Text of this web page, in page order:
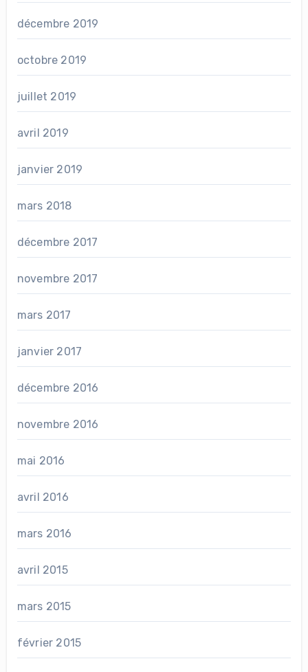
décembre 2019
octobre 2019
juillet 2019
avril 2019
janvier 2019
mars 2018
décembre 2017
novembre 2017
mars 2017
janvier 2017
décembre 2016
novembre 2016
mai 2016
avril 2016
mars 2016
avril 2015
mars 2015
février 2015